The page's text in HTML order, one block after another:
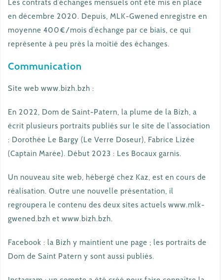
Les contrats d’échanges mensuels ont été mis en place
en décembre 2020. Depuis, MLK-Gwened enregistre en
moyenne 400€/mois d’échange par ce biais, ce qui
représente à peu près la moitié des échanges.
Communication
Site web www.bizh.bzh :
En 2022, Dom de Saint-Patern, la plume de la Bizh, a
écrit plusieurs portraits publiés sur le site de l’association
: Dorothée Le Bargy (Le Verre Doseur), Fabrice Lizée
(Captain Marée). Début 2023 : Les Bocaux garnis.
Un nouveau site web, hébergé chez Kaz, est en cours de
réalisation. Outre une nouvelle présentation, il
regroupera le contenu des deux sites actuels www.mlk-
gwened.bzh et www.bizh.bzh.
Facebook : la Bizh y maintient une page ; les portraits de
Dom de Saint Patern y sont aussi publiés.